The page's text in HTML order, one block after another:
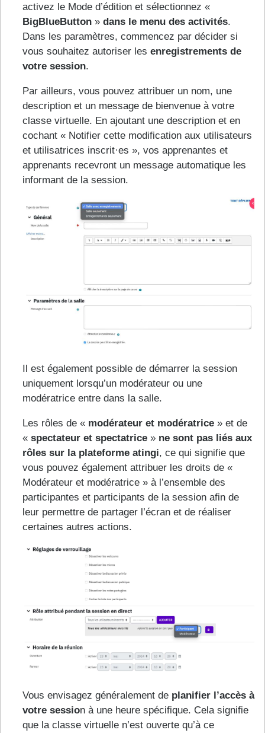
activez le Mode d’édition et sélectionnez «
BigBlueButton » dans le menu des activités.
Dans les paramètres, commencez par décider si
vous souhaitez autoriser les enregistrements de
votre session.
Par ailleurs, vous pouvez attribuer un nom, une
description et un message de bienvenue à votre
classe virtuelle. En ajoutant une description et en
cochant « Notifier cette modification aux utilisateurs
et utilisatrices inscrit·es », vos apprenantes et
apprenants recevront un message automatique les
informant de la session.
Il est également possible de démarrer la session
uniquement lorsqu’un modérateur ou une
modératrice entre dans la salle.
Les rôles de « modérateur et modératrice » et de
« spectateur et spectatrice » ne sont pas liés aux
rôles sur la plateforme atingi, ce qui signifie que
vous pouvez également attribuer les droits de «
Modérateur et modératrice » à l’ensemble des
participantes et participants de la session afin de
leur permettre de partager l’écran et de réaliser
certaines autres actions.
Vous envisagez généralement de planifier l’accès à
votre session à une heure spécifique. Cela signifie
que la classe virtuelle n’est ouverte qu’à ce